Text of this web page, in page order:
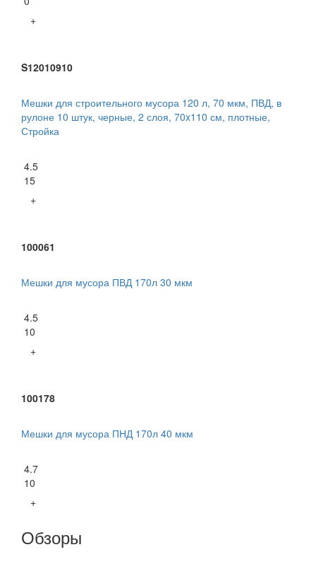
+
S12010910
Мешки для строительного мусора 120 л, 70 мкм, ПВД, в
рулоне 10 штук, черные, 2 слоя, 70x110 см, плотные,
Стройка
4.5
15
+
100061
Мешки для мусора ПВД 170л 30 мкм
4.5
10
+
100178
Мешки для мусора ПНД 170л 40 мкм
4.7
10
+
Обзоры